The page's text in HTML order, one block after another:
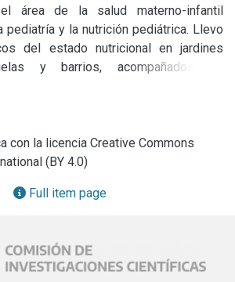
área de la salud materno-infantil
pediatría y la nutrición pediátrica. Llevo
del estado nutricional en jardines
y barrios, acompañados de
padres/cuidador@s sobre
diagnósticos y en función de las
manifestadas por los adultos a
sea dentro como fuera del hogar-, se
a fin de fortalecer sus
llevadas a cabo en los
de Berisso y Ensenada. Respecto de
con la licencia Creative Commons
(BY 4.0)
Full item page